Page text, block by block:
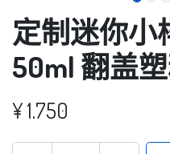
定制迷你小
50ml 翻盖
¥1.750